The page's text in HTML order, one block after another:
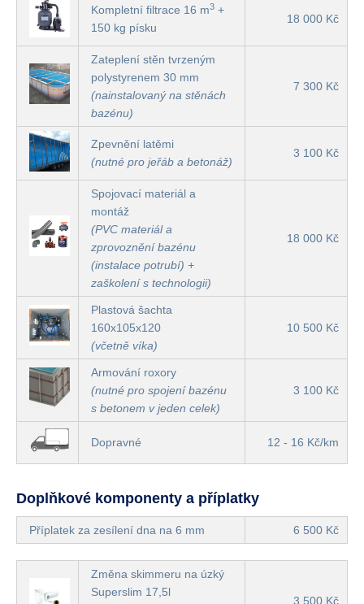
Kompletní filtrace 16 m3 +
150 kg písku
18 000 Kč
Zateplení stěn tvrzeným
polystyrenem 30 mm
(nainstalovaný na stěnách
bazénu)
7 300 Kč
Zpevnění latěmi
(nutné pro jeřáb a betonáž)
3 100 Kč
Spojovací materiál a
montáž
(PVC materiál a
zprovoznění bazénu
(instalace potrubí) +
zaškolení s technologii)
18 000 Kč
Plastová šachta
160x105x120
(včetně víka)
10 500 Kč
Armování roxory
(nutné pro spojení bazénu
s betonem v jeden celek)
3 100 Kč
Dopravné 12 - 16 Kč/km
Doplňkové komponenty a příplatky
Příplatek za zesílení dna na 6 mm 6 500 Kč
Změna skimmeru na úzký
Superslim 17,5l
3 500 Kč